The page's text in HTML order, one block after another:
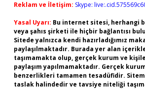
Reklam ve İletişim: Skype:
Yasal Uyarı: Bu internet sitesi, herhangi
veya şahıs şirketi ile hiçbir bağlantısı
Sitede yalnızca kendi hazırladığımız
paylaşılmaktadır. Burada yer alan
taşımamakta olup, gerçek kurum ve
paylaşım yapılmamaktadır. Gerçek
benzerlikleri tamamen tesadüfidir.
taslak halindedir ve tavsiye niteliği